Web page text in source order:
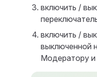
включить /
включить /
выключенной
Модератору и